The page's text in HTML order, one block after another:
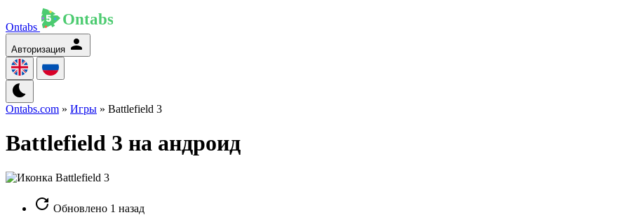
Ontabs
Авторизация
Ontabs.com » Игры » Battlefield 3
Battlefield 3 на андроид
Обновлено 1 назад